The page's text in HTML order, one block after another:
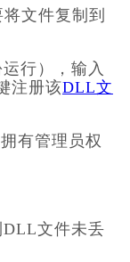
文件复制到
行），输入
注册该DLL文
有管理员权
文件未丢